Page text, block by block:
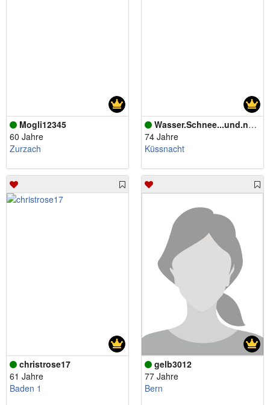
Mogli12345
60 Jahre
Zurzach
Wasser.Schnee...und.no.meh
74 Jahre
Küssnacht
christrose17
61 Jahre
Baden 1
gelb3012
77 Jahre
Bern